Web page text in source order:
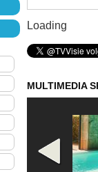
Loading
MULTIMEDIA